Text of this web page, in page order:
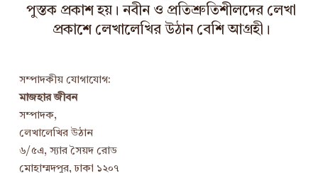
পুস্তক প্রকাশ হয়। নবীন ও প্রতিশ্রুতিশীলদের লেখা
প্রকাশে লেখালেখির উঠান বেশি আগ্রহী।
সম্পাদকীয় যোগাযোগ:
মাজহার জীবন
সম্পাদক,
লেখালেখির উঠান
৬/৫এ, স্যার সৈয়দ রোড
মোহাম্মদপুর, ঢাকা ১২০৭